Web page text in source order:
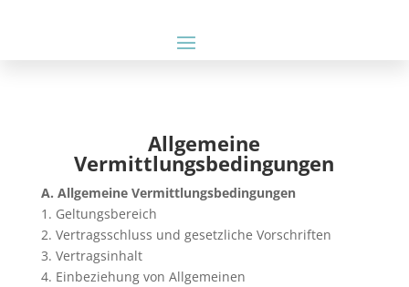
Allgemeine
Vermittlungsbedingungen
A. Allgemeine Vermittlungsbedingungen
1. Geltungsbereich
2. Vertragsschluss und gesetzliche Vorschriften
3. Vertragsinhalt
4. Einbeziehung von Allgemeinen